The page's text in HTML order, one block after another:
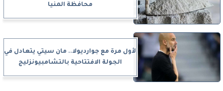
محافظة المنيا
لأول مرة مع جوارديولا.. مان سيتي يتعادل في
الجولة الافتتاحية بالتشامبيونزليج